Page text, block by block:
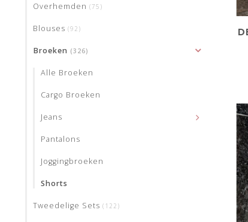
Overhemden (75)
Blouses (92)
Broeken (326)
Alle Broeken
Cargo Broeken
Jeans
Pantalons
Joggingbroeken
Shorts
Tweedelige Sets (122)